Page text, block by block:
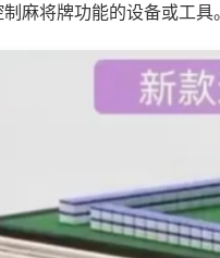
麻将牌功能的设备或工具。